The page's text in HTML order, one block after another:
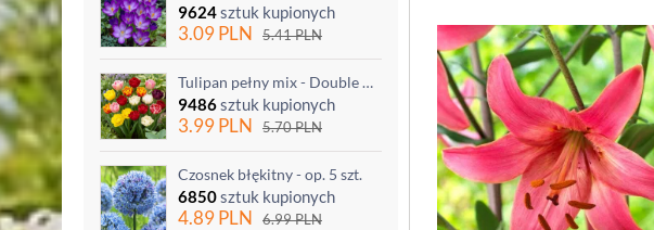
9624sztuk kupionych
3.09PLN 5.41PLN
Tulipan pełny mix - Double mix - 5 szt.
9486sztuk kupionych
3.99PLN 5.70PLN
Czosnek błękitny - op. 5 szt.
6850sztuk kupionych
4.89PLN 6.99PLN